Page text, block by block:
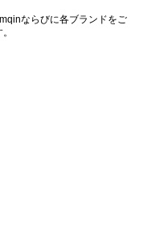
ならびに各ブランドをご